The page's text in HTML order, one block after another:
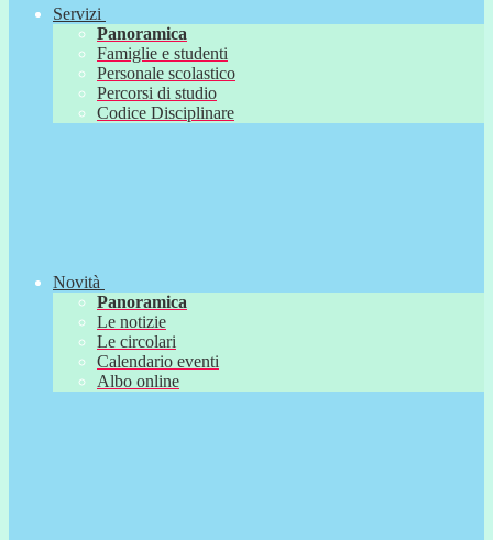
Servizi
Panoramica
Famiglie e studenti
Personale scolastico
Percorsi di studio
Codice Disciplinare
Novità
Panoramica
Le notizie
Le circolari
Calendario eventi
Albo online